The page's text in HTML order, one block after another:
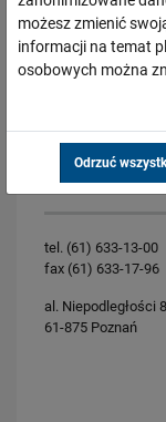
Zakład Linii
Formularz
tel. (61) 633-13-00
fax (61) 633-17-96
al. Niepodległości 8
61-875 Poznań
możesz zmienić
informacji na temat
osobowych można
Odrzuć